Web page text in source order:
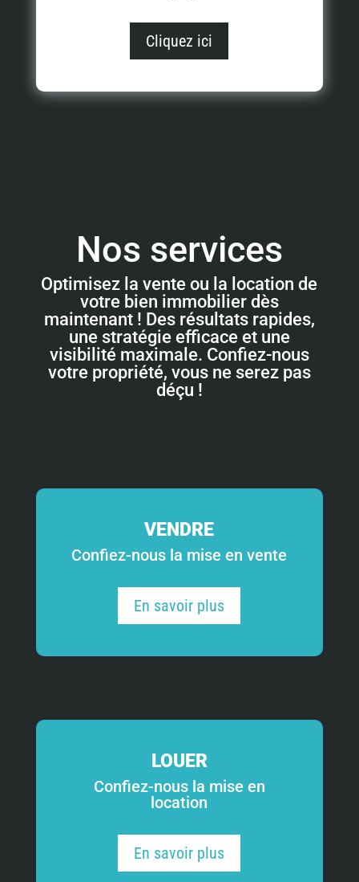
Cliquez ici
Nos services
Optimisez la vente ou la location de
votre bien immobilier dès
maintenant ! Des résultats rapides,
une stratégie efficace et une
visibilité maximale. Confiez-nous
votre propriété, vous ne serez pas
déçu !
VENDRE
Confiez-nous la mise en vente
En savoir plus
LOUER
Confiez-nous la mise en
location
En savoir plus